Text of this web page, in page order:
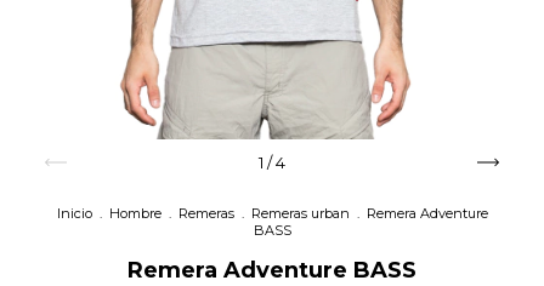
1 /4
Inicio . Hombre . Remeras . Remeras urban . Remera Adventure
BASS
Remera Adventure BASS